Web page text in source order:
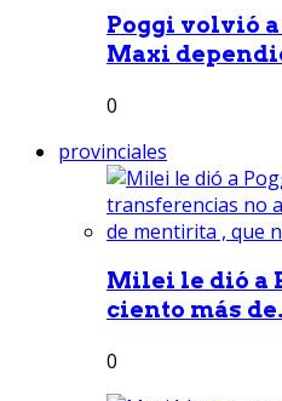
Poggi volvió
Maxi
0
provinciales
Milei le dió a
ciento más
0